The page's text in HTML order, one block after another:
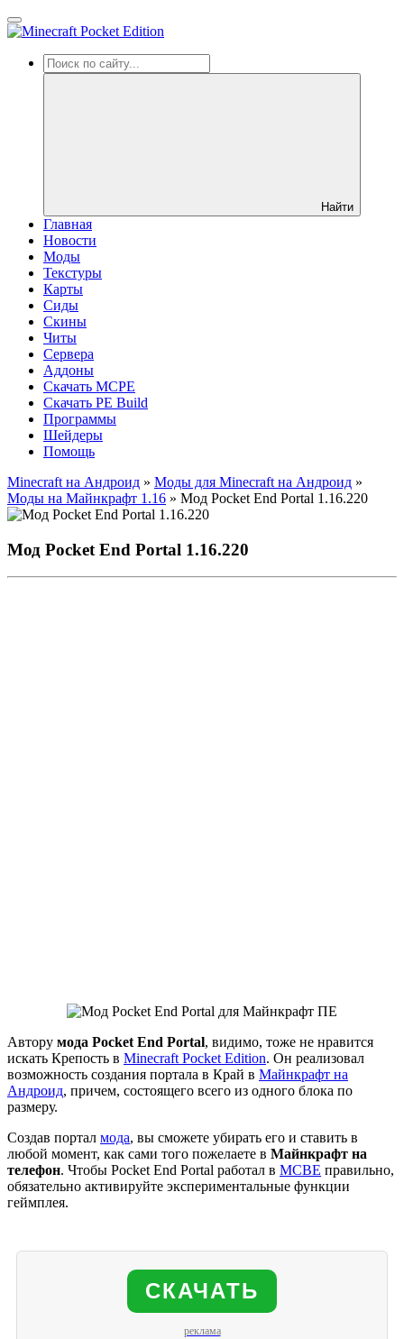
Найти
Главная
Новости
Моды
Текстуры
Карты
Сиды
Cкины
Читы
Сервера
Аддоны
Скачать MCPE
Скачать PE Build
Программы
Шейдеры
Помощь
Minecraft на Андроид » Моды для Minecraft на Андроид »
Моды на Майнкрафт 1.16 » Мод Pocket End Portal 1.16.220
Мод Pocket End Portal 1.16.220
Автору мода Pocket End Portal, видимо, тоже не нравится
искать Крепость в Minecraft Pocket Edition. Он реализовал
возможность создания портала в Край в Майнкрафт на
Андроид, причем, состоящего всего из одного блока по
размеру.
Создав портал мода, вы сможете убирать его и ставить в
любой момент, как сами того пожелаете в Майнкрафт на
телефон. Чтобы Pocket End Portal работал в MCBE правильно,
обязательно активируйте экспериментальные функции
геймплея.
СКАЧАТЬ
реклама